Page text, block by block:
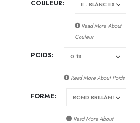
COULEUR
Read More About
Couleur
POIDS
Read More AboutPoids
FORME
Read More About